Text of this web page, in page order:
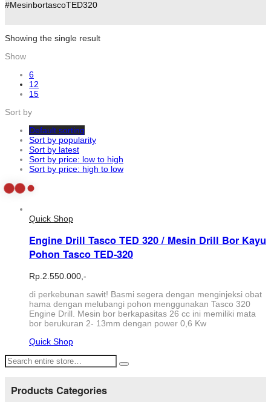
#MesinbortascoTED320
Showing the single result
Show
6
12
15
Sort by
Default sorting
Sort by popularity
Sort by latest
Sort by price: low to high
Sort by price: high to low
Quick Shop
Engine Drill Tasco TED 320 / Mesin Drill Bor Kayu
Pohon Tasco TED-320
Rp. 2.550.000,-
di perkebunan sawit! Basmi segera dengan menginjeksi obat
hama dengan melubangi pohon menggunakan Tasco 320
Engine Drill. Mesin bor berkapasitas 26 cc ini memiliki mata
bor berukuran 2- 13mm dengan power 0,6 Kw
Quick Shop
Products Categories